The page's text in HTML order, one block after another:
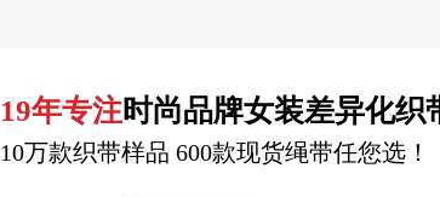
19年专注时尚品牌女装差异化织
10万款织带样品 600款现货绳带任您选！